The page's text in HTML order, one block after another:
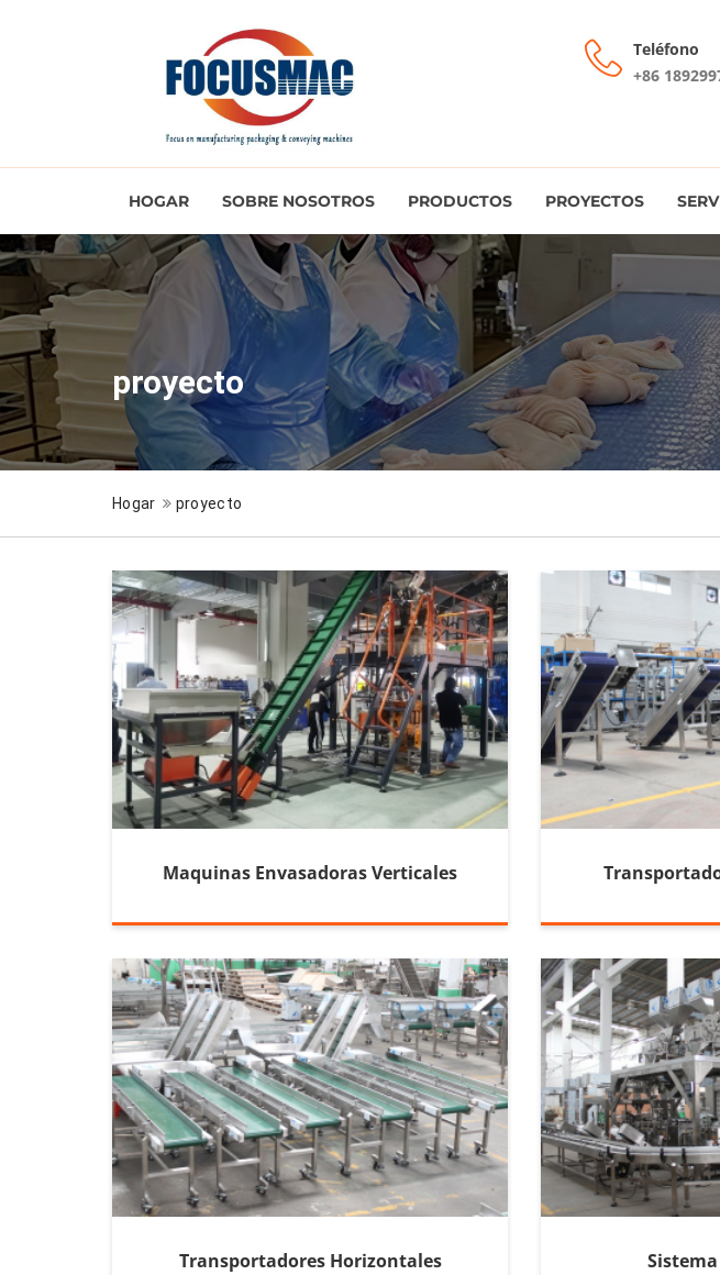
Teléfono
+86
HOGAR SOBRE NOSOTROS PRODUCTOS PROYECTOS
proyecto
Hogar proyecto
Maquinas Envasadoras Verticales
Transportadores Horizontales